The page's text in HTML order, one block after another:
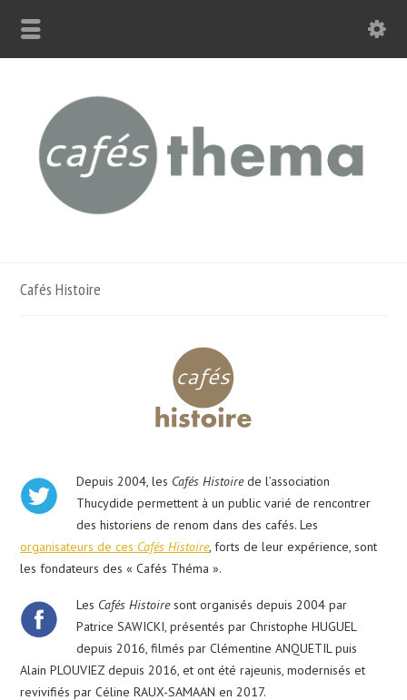
Cafés Histoire
Depuis 2004, les Cafés Histoirede l’association
Thucydide permettent à un public varié de rencontrer
des historiens de renom dans des cafés. Les
organisateurs de ces Cafés Histoire, forts de leur expérience, sont
les fondateurs des « Cafés Théma ».
Les Cafés Histoiresont organisés depuis 2004 par
Patrice SAWICKI, présentés par Christophe HUGUEL
depuis 2016, filmés par Clémentine ANQUETIL puis
Alain PLOUVIEZ depuis 2016, et ont été rajeunis, modernisés et
revivifiés par Céline RAUX-SAMAAN en 2017.